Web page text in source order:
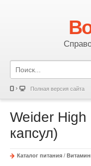
Полная версия сайта
Weider
капсул)
Каталог питания /